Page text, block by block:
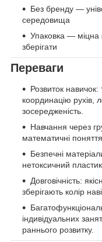
Без бренду —
середовища
Упаковка — міцна
зберігати
Переваги
Розвиток навичок:
координацію рухів,
зосередженість.
Навчання через
математичні
Безпечні
нетоксичний
Довговічність:
зберігають колір
індивідуальних
раннього розвитку.